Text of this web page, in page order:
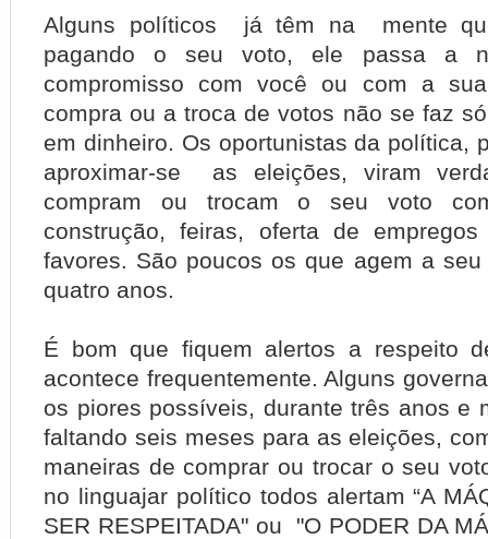
Alguns políticos já têm na mente
pagando o seu voto, ele passa a
compromisso com você ou com a
compra ou a troca de votos não se faz
em dinheiro. Os oportunistas da política,
aproximar-se as eleições, viram
compram ou trocam o seu voto
construção, feiras, oferta de
favores. São poucos os que agem a
quatro anos.
É bom que fiquem alertos a respeito
acontece frequentemente. Alguns
os piores possíveis, durante três anos e
faltando seis meses para as eleições,
maneiras de comprar ou trocar o seu
no linguajar político todos alertam “A
SER RESPEITADA" ou "O PODER DA